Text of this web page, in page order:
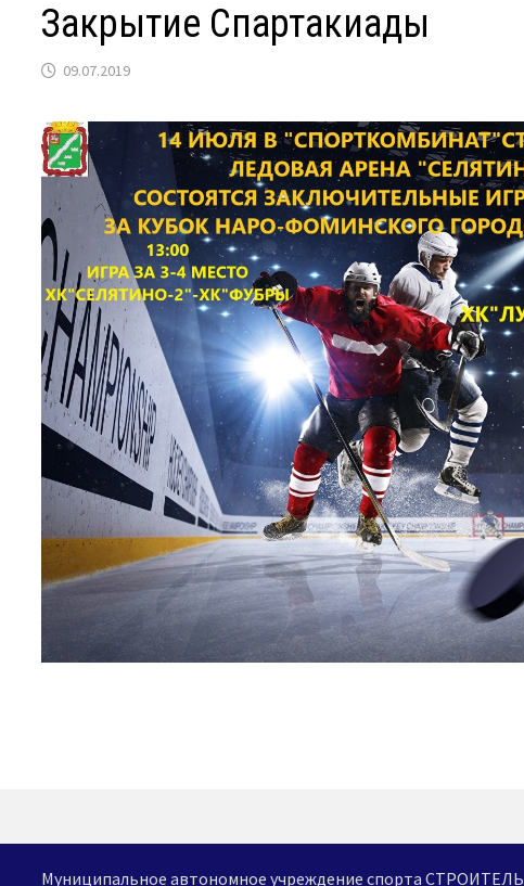
Закрытие Спартакиады
09.07.2019
Муниципальное автономное учреждение спорта СТРОИТЕЛЬ